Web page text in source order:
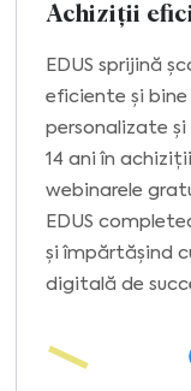
Achiziții
EDUS sprijină
eficiente și
personalizate
14 ani în
webinarele
EDUS
și împărtășind
digitală de